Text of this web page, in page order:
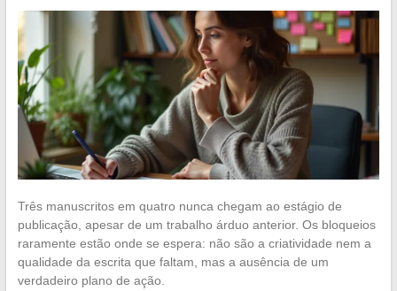
Três manuscritos em quatro nunca chegam ao estágio de
publicação, apesar de um trabalho árduo anterior. Os bloqueios
raramente estão onde se espera: não são a criatividade nem a
qualidade da escrita que faltam, mas a ausência de um
verdadeiro plano de ação.